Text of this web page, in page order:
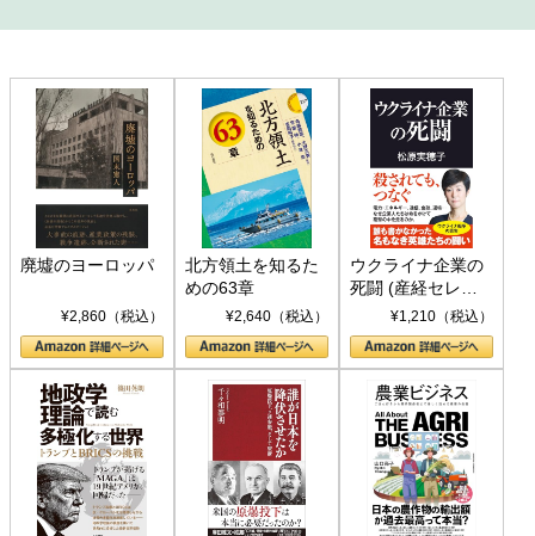
廃墟のヨーロッパ
¥2,860（税込）
北方領土を知るた
めの63章
¥2,640（税込）
ウクライナ企業の
死闘 (産経セレク
ト S 039)¥1,210（税込）